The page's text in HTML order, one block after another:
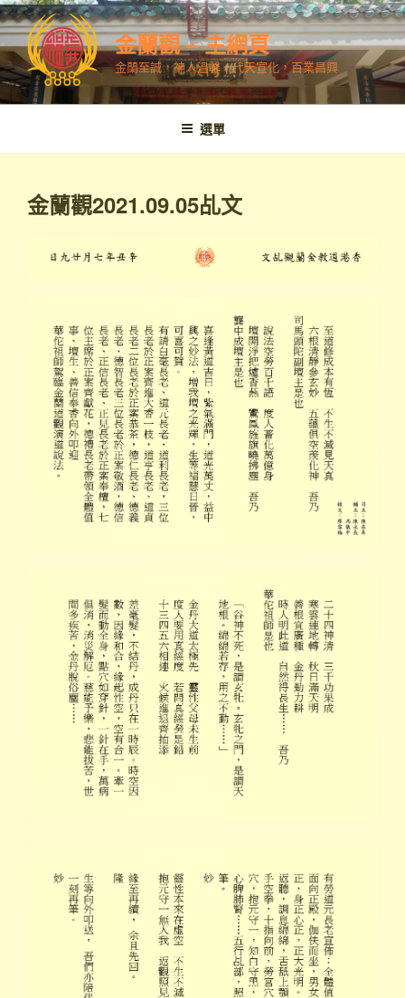
跳
至
內
容
金蘭觀 – 主網頁
金蘭至誠，神人溫馨，代天宣化，百業昌興
選單
金蘭觀2021.09.05乩文